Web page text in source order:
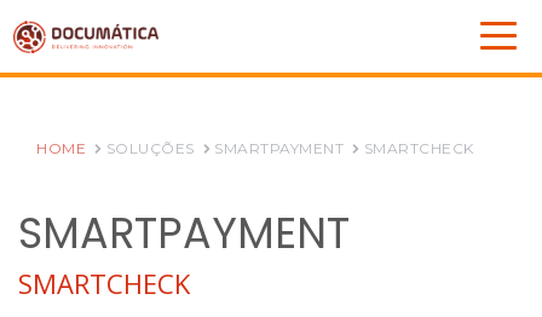
HOME SOLUÇÕES SMARTPAYMENT SMARTCHECK
SMARTPAYMENT
SMARTCHECK